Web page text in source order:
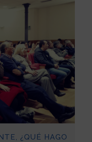
¿QUÉ HAGO